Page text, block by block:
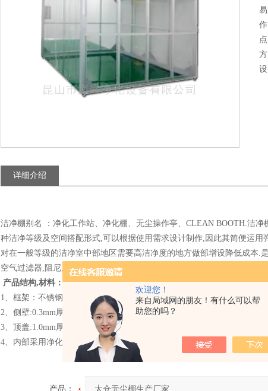
欢迎您！
来自局域网的朋友！有什么可以帮
助您的吗？
设
详细介绍
洁净棚别名 ：净化工作站、净化棚、无尘操作亭、CLEAN BOOTH.洁
种洁净等级及空间搭配形式,可以根据使用需求设计制作,因此其简便运
对在一般等级的洁净室中部地区需要高洁净度的地方做部增设降低成本
空气过滤器,阻尼层,灯具等组成, 外壳喷塑.该产品既可悬挂,又可地面支
产品结构,材料：
1、框架：不锈钢方管工业铝合金方管，稳固、美观、不生锈、不产尘；
2、侧壁:0.3mm厚防静电网格垂帘,防尘除静电,透明度高, 网格清晰, 柔韧
3、顶盖:1.0mm厚不锈钢板.
4、内部采用净化室净化灯。不产尘。持久耐用。
产品：